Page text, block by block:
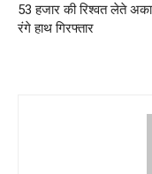
53 हजार की रिश्वत लेते
रंगे हाथ गिरफ्तार